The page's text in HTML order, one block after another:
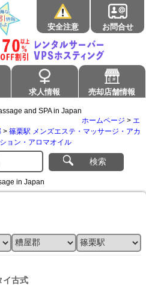
安全注意 お問合せ
求人情報 売却店舗情報
and SPA in Japan
ホームページ > エ
> 篠栗駅 メンズエステ・マッサージ・アカ
ョン・アロマオイル
検索
in Japan
イ古式